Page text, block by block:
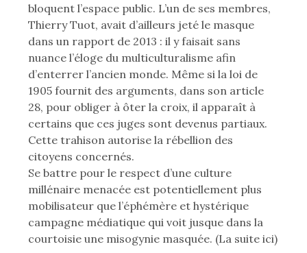
bloquent l’espace public. L’un de ses membres,
Thierry Tuot, avait d’ailleurs jeté le masque
dans un rapport de 2013 : il y faisait sans
nuance l’éloge du multiculturalisme afin
d’enterrer l’ancien monde. Même si la loi de
1905 fournit des arguments, dans son article
28, pour obliger à ôter la croix, il apparaît à
certains que ces juges sont devenus partiaux.
Cette trahison autorise la rébellion des
citoyens concernés.
Se battre pour le respect d’une culture
millénaire menacée est potentiellement plus
mobilisateur que l’éphémère et hystérique
campagne médiatique qui voit jusque dans la
courtoisie une misogynie masquée. (La suite ici)